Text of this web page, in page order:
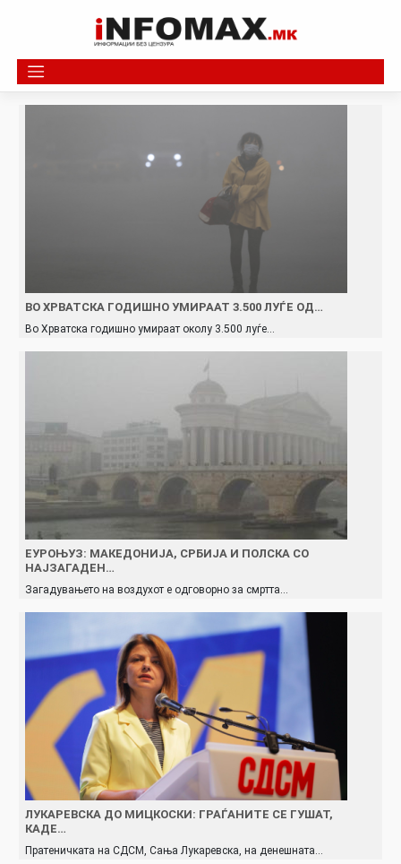
ВО ХРВАТСКА ГОДИШНО УМИРААТ 3.500 ЛУЃЕ ОД…
Во Хрватска годишно умираат околу 3.500 луѓе…
ЕУРОЊУЗ: МАКЕДОНИЈА, СРБИЈА И ПОЛСКА СО
НАЈЗАГАДЕН…
Загадувањето на воздухот е одговорно за смртта…
ЛУКАРЕВСКА ДО МИЦКОСКИ: ГРАЃАНИТЕ СЕ ГУШАТ,
КАДЕ…
Пратеничката на СДСМ, Сања Лукаревска, на денешната…